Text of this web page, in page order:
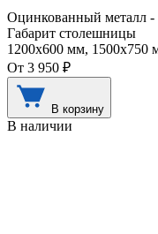
Оцинкованный металл -
Габарит столешницы
1200х600 мм, 1500х750
От 3 950 ₽
В корзину
В наличии